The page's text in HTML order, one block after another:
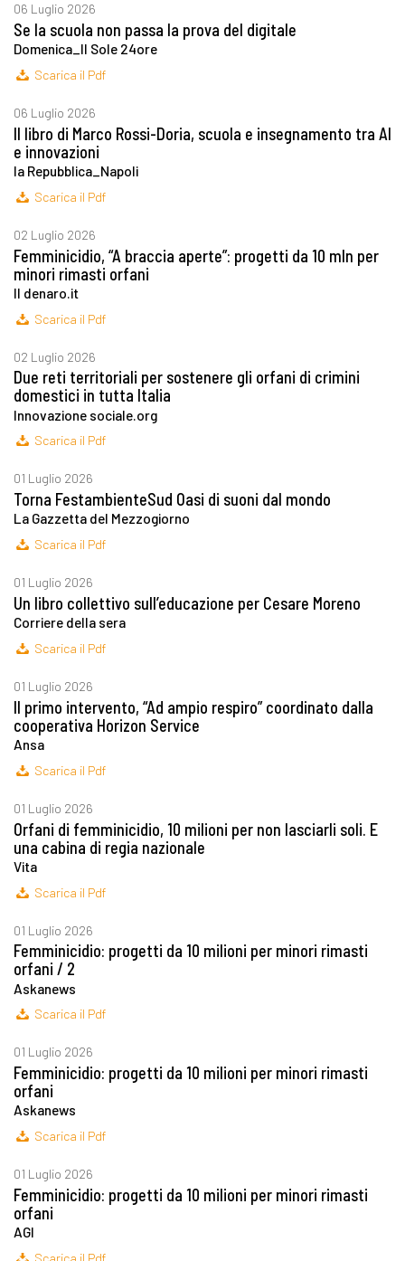
06 Luglio 2026
Se la scuola non passa la prova del digitale
Domenica_Il Sole 24ore
Scarica il Pdf
06 Luglio 2026
Il libro di Marco Rossi-Doria, scuola e insegnamento tra AI
e innovazioni
la Repubblica_Napoli
Scarica il Pdf
02 Luglio 2026
Femminicidio, “A braccia aperte”: progetti da 10 mln per
minori rimasti orfani
Il denaro.it
Scarica il Pdf
02 Luglio 2026
Due reti territoriali per sostenere gli orfani di crimini
domestici in tutta Italia
Innovazione sociale.org
Scarica il Pdf
01 Luglio 2026
Torna FestambienteSud Oasi di suoni dal mondo
La Gazzetta del Mezzogiorno
Scarica il Pdf
01 Luglio 2026
Un libro collettivo sull’educazione per Cesare Moreno
Corriere della sera
Scarica il Pdf
01 Luglio 2026
Il primo intervento, “Ad ampio respiro” coordinato dalla
cooperativa Horizon Service
Ansa
Scarica il Pdf
01 Luglio 2026
Orfani di femminicidio, 10 milioni per non lasciarli soli. E
una cabina di regia nazionale
Vita
Scarica il Pdf
01 Luglio 2026
Femminicidio: progetti da 10 milioni per minori rimasti
orfani / 2
Askanews
Scarica il Pdf
01 Luglio 2026
Femminicidio: progetti da 10 milioni per minori rimasti
orfani
Askanews
Scarica il Pdf
01 Luglio 2026
Femminicidio: progetti da 10 milioni per minori rimasti
orfani
AGI
Scarica il Pdf